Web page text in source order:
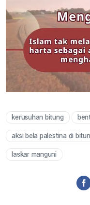
kerusuhan bitung
aksi bela palestina di
laskar manguni